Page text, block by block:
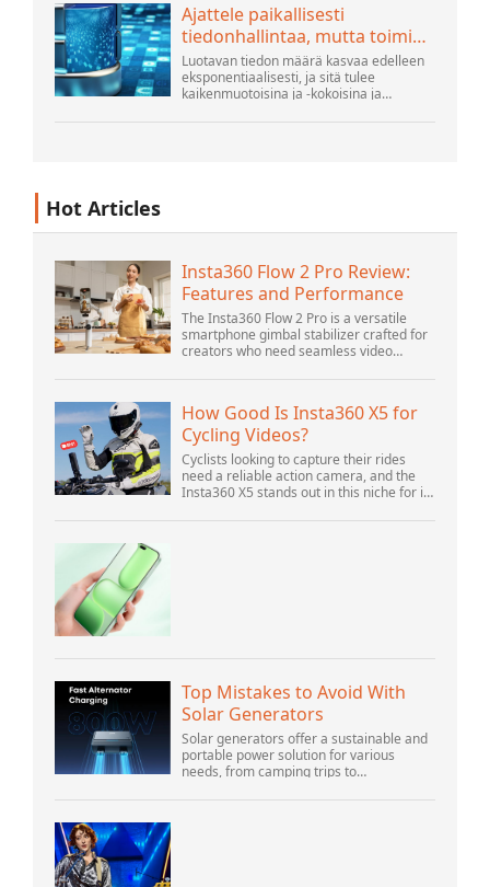
Ajattele paikallisesti
tiedonhallintaa, mutta toimi
globaalisti
Luotavan tiedon määrä kasvaa edelleen
eksponentiaalisesti, ja sitä tulee
kaikenmuotoisina ja -kokoisina ja
jäsenneltyä ja - yhä enemmän -
Hot Articles
Insta360 Flow 2 Pro Review:
Features and Performance
The Insta360 Flow 2 Pro is a versatile
smartphone gimbal stabilizer crafted for
creators who need seamless video
for vlogging, live streaming, and video
How Good Is Insta360 X5 for
Cycling Videos?
Cyclists looking to capture their rides
need a reliable action camera, and the
Insta360 X5 stands out in this niche for its
Offering top-of-the-line 8K 360° video ca...
Top Mistakes to Avoid With
Solar Generators
Solar generators offer a sustainable and
portable power solution for various
needs, from camping trips to
increases, it’s vital to navigate common